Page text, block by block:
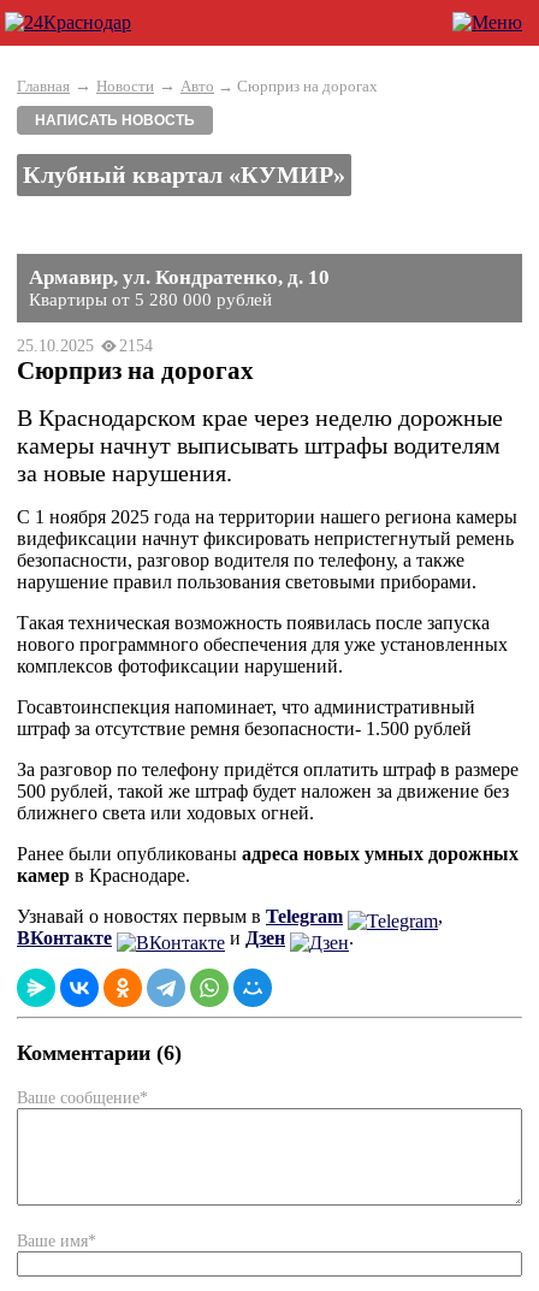
Главная → Новости → Авто → Сюрприз на дорогах
НАПИСАТЬ НОВОСТЬ
Клубный квартал «КУМИР»
Армавир, ул. Кондратенко, д. 10
Квартиры от 5 280 000 рублей
25.10.2025 2154
Сюрприз на дорогах
В Краснодарском крае через неделю дорожные
камеры начнут выписывать штрафы водителям
за новые нарушения.
С 1 ноября 2025 года на территории нашего региона камеры
видефиксации начнут фиксировать непристегнутый ремень
безопасности, разговор водителя по телефону, а также
нарушение правил пользования световыми приборами.
Такая техническая возможность появилась после запуска
нового программного обеспечения для уже установленных
комплексов фотофиксации нарушений.
Госавтоинспекция напоминает, что административный
штраф за отсутствие ремня безопасности- 1.500 рублей
За разговор по телефону придётся оплатить штраф в размере
500 рублей, такой же штраф будет наложен за движение без
ближнего света или ходовых огней.
Ранее были опубликованы адреса новых умных дорожных
камер в Краснодаре.
Узнавай о новостях первым в Telegram
,
ВКонтакте
и Дзен .
Комментарии (6)
Ваше сообщение*
Ваше имя*